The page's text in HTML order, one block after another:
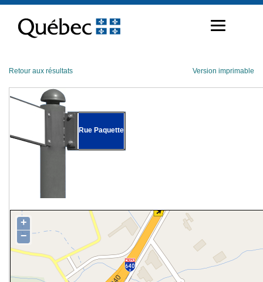
contenu
Retour aux résultats Version imprimable
Rue Paquette
+
−